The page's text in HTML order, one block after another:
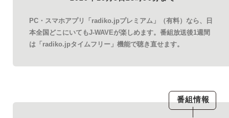
PC・スマホアプリ「radiko.jpプレミアム」（有料）なら、日
本全国どこにいてもJ-WAVEが楽しめます。番組放送後1週間
は「radiko.jpタイムフリー」機能で聴き直せます。
番組情報